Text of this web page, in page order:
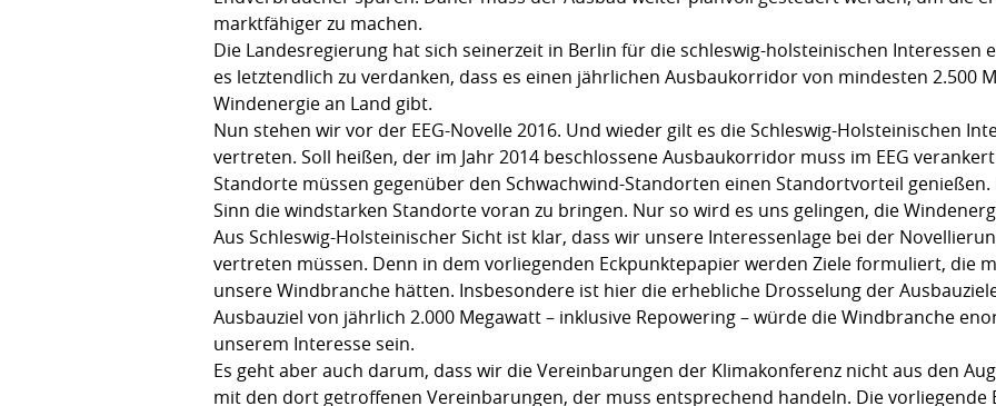
marktfähiger zu machen.
Die Landesregierung hat sich seinerzeit in Berlin für die schleswig-holsteinischen Interessen
es letztendlich zu verdanken, dass es einen jährlichen Ausbaukorridor von mindesten 2.500
Windenergie an Land gibt.
Nun stehen wir vor der EEG-Novelle 2016. Und wieder gilt es die Schleswig-Holsteinischen
vertreten. Soll heißen, der im Jahr 2014 beschlossene Ausbaukorridor muss im EEG
Standorte müssen gegenüber den Schwachwind-Standorten einen Standortvorteil
Sinn die windstarken Standorte voran zu bringen. Nur so wird es uns gelingen, die
Aus Schleswig-Holsteinischer Sicht ist klar, dass wir unsere Interessenlage bei der
vertreten müssen. Denn in dem vorliegenden Eckpunktepapier werden Ziele formuliert, die
unsere Windbranche hätten. Insbesondere ist hier die erhebliche Drosselung der
Ausbauziel von jährlich 2.000 Megawatt – inklusive Repowering – würde die Windbranche
unserem Interesse sein.
Es geht aber auch darum, dass wir die Vereinbarungen der Klimakonferenz nicht aus den
mit den dort getroffenen Vereinbarungen, der muss entsprechend handeln. Die vorliegende